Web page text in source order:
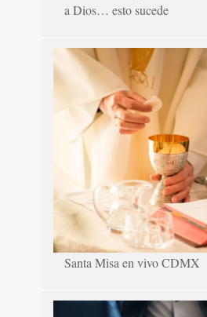
a Dios… esto sucede
Santa Misa en vivo CDMX